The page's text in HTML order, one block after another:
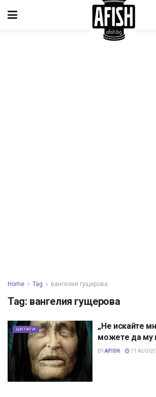
Home Tag вангелия гущерова
Tag: вангелия гущерова
ЦИТАТИ
„Не искайте
можете да му
BYAFISH 11